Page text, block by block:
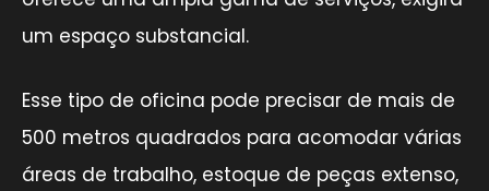
um espaço substancial.
Esse tipo de oficina pode precisar de mais de
500 metros quadrados para acomodar várias
áreas de trabalho, estoque de peças extenso,